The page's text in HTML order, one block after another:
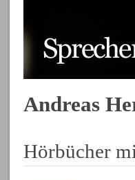
Andreas
Hörbücher